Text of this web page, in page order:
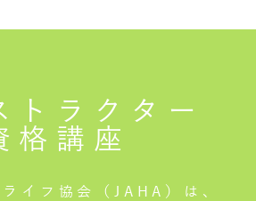
トラクター
格講座
イフ協会（JAHA）は、